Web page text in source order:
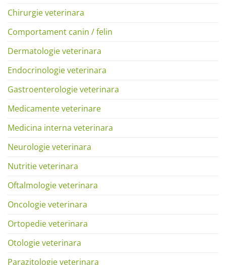
Chirurgie veterinara
Comportament canin / felin
Dermatologie veterinara
Endocrinologie veterinara
Gastroenterologie veterinara
Medicamente veterinare
Medicina interna veterinara
Neurologie veterinara
Nutritie veterinara
Oftalmologie veterinara
Oncologie veterinara
Ortopedie veterinara
Otologie veterinara
Parazitologie veterinara